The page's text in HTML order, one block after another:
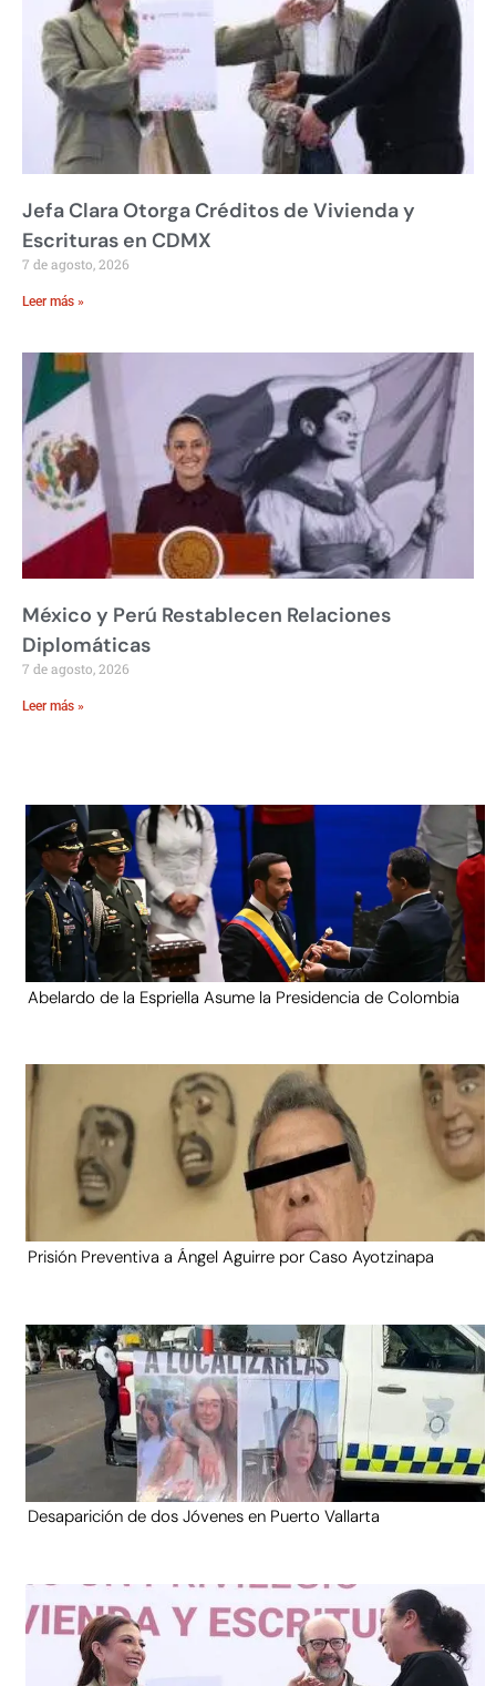
Jefa Clara Otorga Créditos de Vivienda y
Escrituras en CDMX
7 de agosto, 2026
Leer más »
México y Perú Restablecen Relaciones
Diplomáticas
7 de agosto, 2026
Leer más »
Abelardo de la Espriella Asume la Presidencia de Colombia
Prisión Preventiva a Ángel Aguirre por Caso Ayotzinapa
Desaparición de dos Jóvenes en Puerto Vallarta